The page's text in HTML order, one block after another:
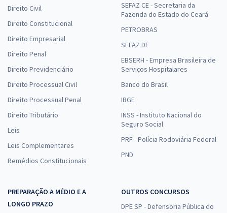
Direito Civil
Direito Constitucional
Direito Empresarial
Direito Penal
Direito Previdenciário
Direito Processual Civil
Direito Processual Penal
Direito Tributário
Leis
Leis Complementares
Remédios Constitucionais
SEFAZ CE - Secretaria da
Fazenda do Estado do Ceará
PETROBRAS
SEFAZ DF
EBSERH - Empresa Brasileira de
Serviços Hospitalares
Banco do Brasil
IBGE
INSS - Instituto Nacional do
Seguro Social
PRF - Polícia Rodoviária Federal
PND
PREPARAÇÃO A MÉDIO E A
LONGO PRAZO
OUTROS CONCURSOS
DPE SP - Defensoria Pública do